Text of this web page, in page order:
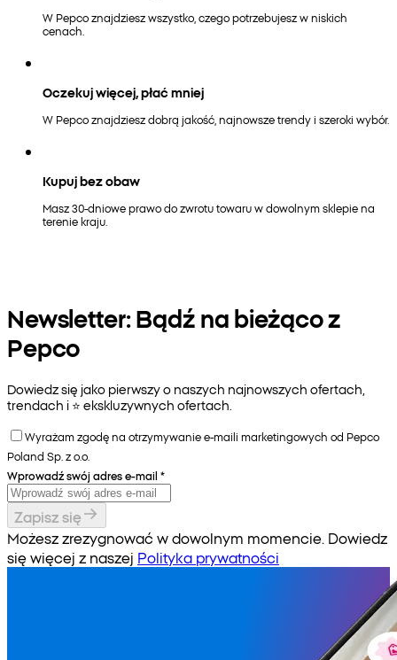
W Pepco znajdziesz wszystko, czego potrzebujesz w niskich
cenach.
Oczekuj więcej, płać mniej
W Pepco znajdziesz dobrą jakość, najnowsze trendy i szeroki wybór.
Kupuj bez obaw
Masz 30-dniowe prawo do zwrotu towaru w dowolnym sklepie na
terenie kraju.
Newsletter: Bądź na bieżąco z
Pepco
Dowiedz się jako pierwszy o naszych najnowszych ofertach,
trendach i ⭐️ ekskluzywnych ofertach.
Wyrażam zgodę na otrzymywanie e-maili marketingowych od Pepco
Poland Sp. z o.o.
Wprowadź swój adres e-mail *
Zapisz się
Możesz zrezygnować w dowolnym momencie. Dowiedz
się więcej z naszej Polityka prywatności